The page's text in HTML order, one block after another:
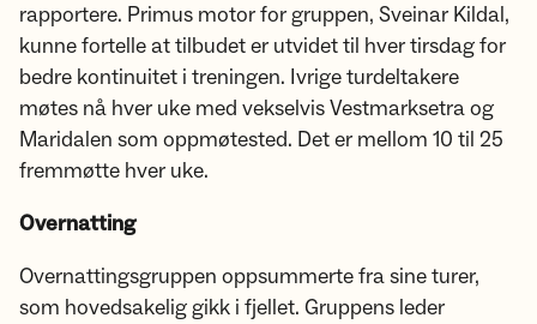
rapportere. Primus motor for gruppen, Sveinar Kildal,
kunne fortelle at tilbudet er utvidet til hver tirsdag for
bedre kontinuitet i treningen. Ivrige turdeltakere
møtes nå hver uke med vekselvis Vestmarksetra og
Maridalen som oppmøtested. Det er mellom 10 til 25
fremmøtte hver uke.
Overnatting
Overnattingsgruppen oppsummerte fra sine turer,
som hovedsakelig gikk i fjellet. Gruppens leder